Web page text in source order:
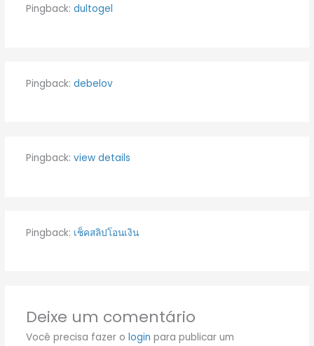
Pingback: dultogel
Pingback: debelov
Pingback: view details
Pingback: เช็คสลิปโอนเงิน
Deixe um comentário
Você precisa fazer o login para publicar um